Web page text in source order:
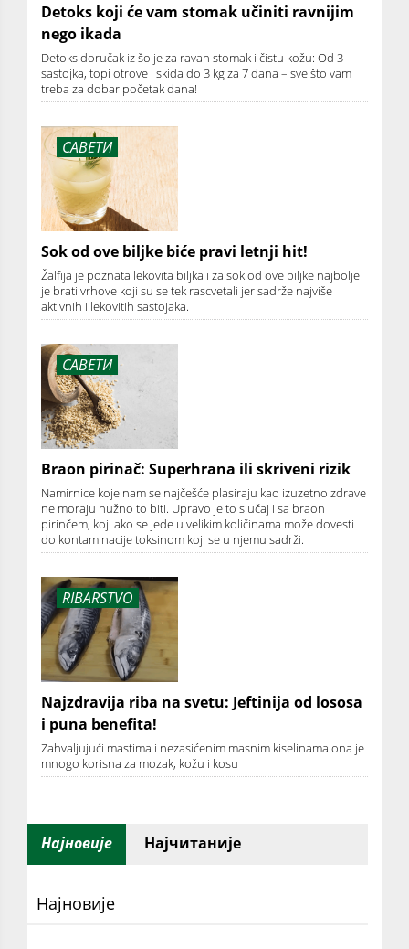
Detoks koji će vam stomak učiniti ravnijim
nego ikada
Detoks doručak iz šolje za ravan stomak i čistu kožu: Od 3
sastojka, topi otrove i skida do 3 kg za 7 dana – sve što vam
treba za dobar početak dana!
САВЕТИ
Sok od ove biljke biće pravi letnji hit!
Žalfija je poznata lekovita biljka i za sok od ove biljke najbolje
je brati vrhove koji su se tek rascvetali jer sadrže najviše
aktivnih i lekovitih sastojaka.
САВЕТИ
Braon pirinač: Superhrana ili skriveni rizik
Namirnice koje nam se najčešće plasiraju kao izuzetno zdrave
ne moraju nužno to biti. Upravo je to slučaj i sa braon
pirinčem, koji ako se jede u velikim količinama može dovesti
do kontaminacije toksinom koji se u njemu sadrži.
RIBARSTVO
Najzdravija riba na svetu: Jeftinija od lososa
i puna benefita!
Zahvaljujući mastima i nezasićenim masnim kiselinama ona je
mnogo korisna za mozak, kožu i kosu
Најновије Најчитаније
Најновије